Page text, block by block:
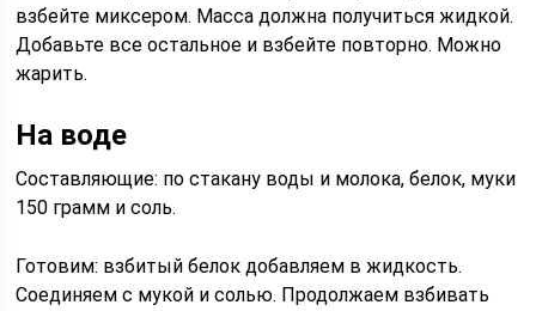
взбейте миксером. Масса должна получиться жидкой.
Добавьте все остальное и взбейте повторно. Можно
жарить.
На воде
Составляющие: по стакану воды и молока, белок, муки
150 грамм и соль.
Готовим: взбитый белок добавляем в жидкость.
Соединяем с мукой и солью. Продолжаем взбивать